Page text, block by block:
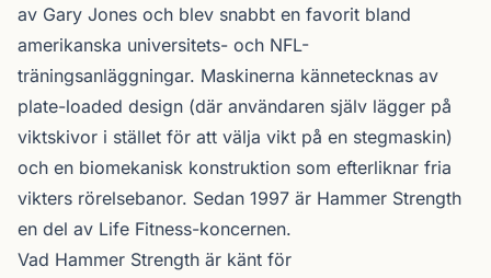
av Gary Jones och blev snabbt en favorit bland
amerikanska universitets- och NFL-
träningsanläggningar. Maskinerna kännetecknas av
plate-loaded design (där användaren själv lägger på
viktskivor i stället för att välja vikt på en stegmaskin)
och en biomekanisk konstruktion som efterliknar fria
vikters rörelsebanor. Sedan 1997 är Hammer Strength
en del av Life Fitness-koncernen.
Vad Hammer Strength är känt för